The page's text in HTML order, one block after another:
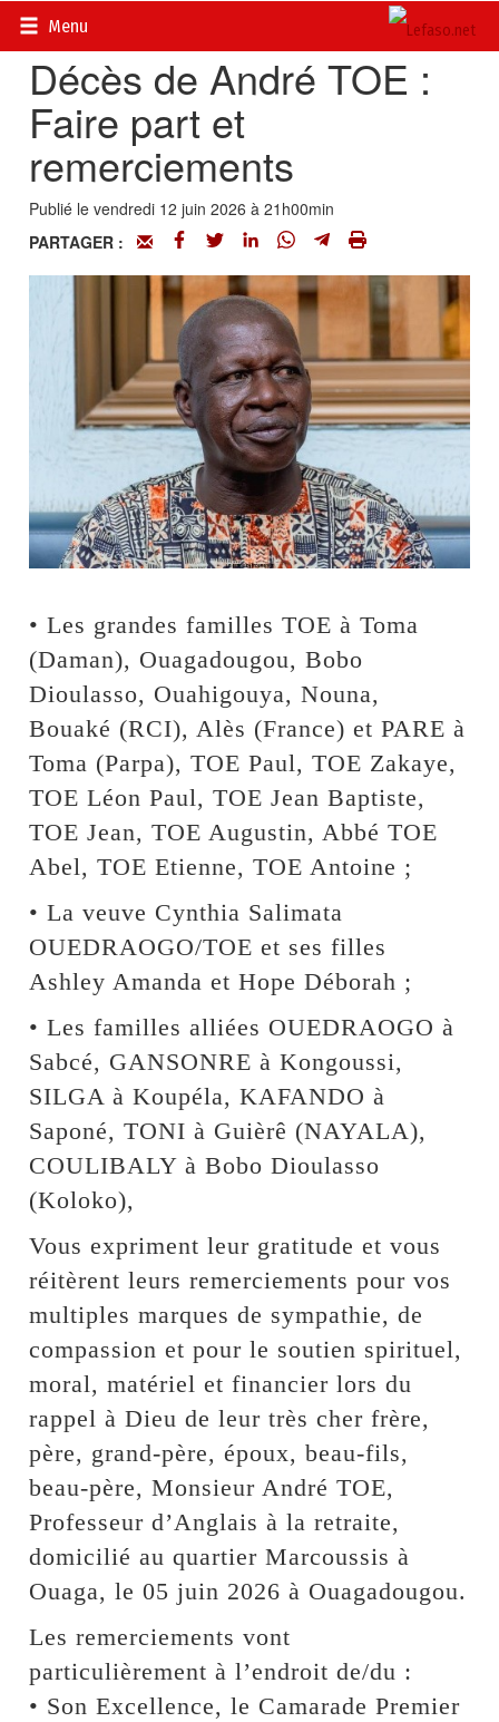
Menu
Accueil>
Décès de André TOE :
Faire part et
remerciements
Publié le vendredi 12 juin 2026 à 21h00min
PARTAGER :
• Les grandes familles TOE à Toma
(Daman), Ouagadougou, Bobo
Dioulasso, Ouahigouya, Nouna,
Bouaké (RCI), Alès (France) et PARE à
Toma (Parpa), TOE Paul, TOE Zakaye,
TOE Léon Paul, TOE Jean Baptiste,
TOE Jean, TOE Augustin, Abbé TOE
Abel, TOE Etienne, TOE Antoine ;
• La veuve Cynthia Salimata
OUEDRAOGO/TOE et ses filles
Ashley Amanda et Hope Déborah ;
• Les familles alliées OUEDRAOGO à
Sabcé, GANSONRE à Kongoussi,
SILGA à Koupéla, KAFANDO à
Saponé, TONI à Guièrê (NAYALA),
COULIBALY à Bobo Dioulasso
(Koloko),
Vous expriment leur gratitude et vous
réitèrent leurs remerciements pour vos
multiples marques de sympathie, de
compassion et pour le soutien spirituel,
moral, matériel et financier lors du
rappel à Dieu de leur très cher frère,
père, grand-père, époux, beau-fils,
beau-père, Monsieur André TOE,
Professeur d’Anglais à la retraite,
domicilié au quartier Marcoussis à
Ouaga, le 05 juin 2026 à Ouagadougou.
Les remerciements vont
particulièrement à l’endroit de/du :
• Son Excellence, le Camarade Premier